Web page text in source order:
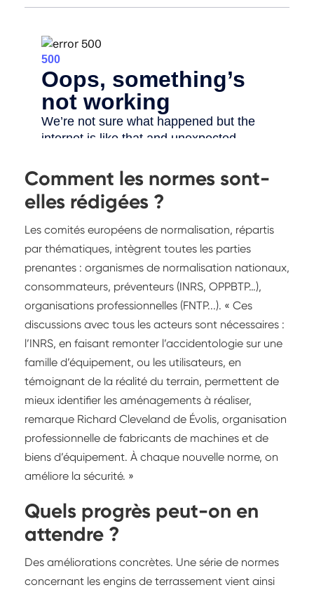
Comment les normes sont-
elles rédigées ?
Les comités européens de normalisation, répartis
par thématiques, intègrent toutes les parties
prenantes : organismes de normalisation nationaux,
consommateurs, préventeurs (INRS, OPPBTP…),
organisations professionnelles (FNTP...). « Ces
discussions avec tous les acteurs sont nécessaires :
l’INRS, en faisant remonter l’accidentologie sur une
famille d’équipement, ou les utilisateurs, en
témoignant de la réalité du terrain, permettent de
mieux identifier les aménagements à réaliser,
remarque Richard Cleveland de Évolis, organisation
professionnelle de fabricants de machines et de
biens d’équipement. À chaque nouvelle norme, on
améliore la sécurité. »
Quels progrès peut-on en
attendre ?
Des améliorations concrètes. Une série de normes
concernant les engins de terrassement vient ainsi